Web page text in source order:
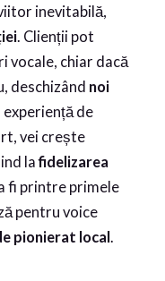
inevitabilă,
. Clienții pot
vocale, chiar dacă
deschizând noi
de
vei crește
lafidelizarea
fi printre primele
pentru voice
pionierat local.